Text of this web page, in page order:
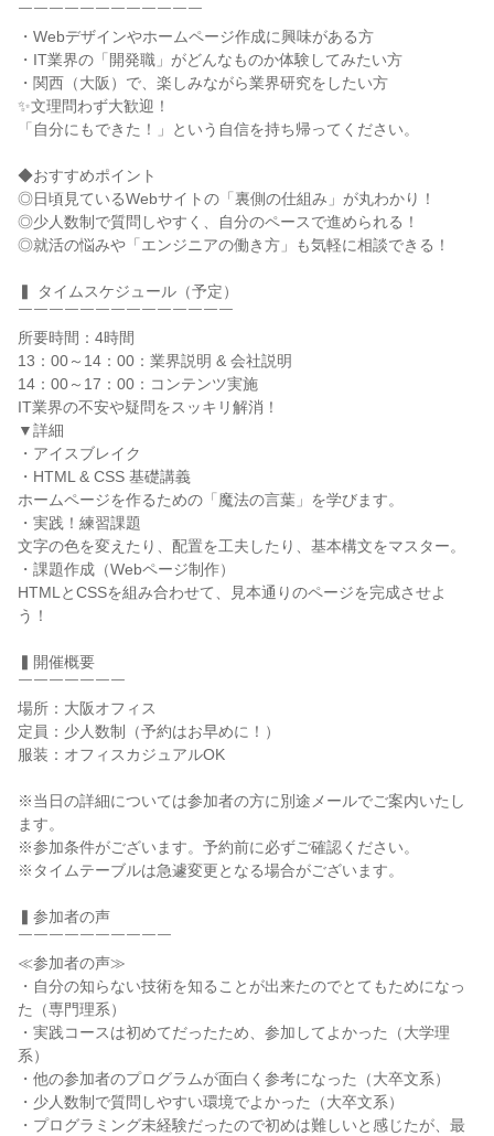
￣￣￣￣￣￣￣￣￣￣￣￣
・Webデザインやホームページ作成に興味がある方
・IT業界の「開発職」がどんなものか体験してみたい方
・関西（大阪）で、楽しみながら業界研究をしたい方
✨文理問わず大歓迎！
「自分にもできた！」という自信を持ち帰ってください。
◆おすすめポイント
◎日頃見ているWebサイトの「裏側の仕組み」が丸わかり！
◎少人数制で質問しやすく、自分のペースで進められる！
◎就活の悩みや「エンジニアの働き方」も気軽に相談できる！
▍ タイムスケジュール（予定）
￣￣￣￣￣￣￣￣￣￣￣￣￣￣
所要時間：4時間
13：00～14：00：業界説明 & 会社説明
14：00～17：00：コンテンツ実施
IT業界の不安や疑問をスッキリ解消！
▼詳細
・アイスブレイク
・HTML & CSS 基礎講義
ホームページを作るための「魔法の言葉」を学びます。
・実践！練習課題
文字の色を変えたり、配置を工夫したり、基本構文をマスター。
・課題作成（Webページ制作）
HTMLとCSSを組み合わせて、見本通りのページを完成させよ
う！
▍開催概要
￣￣￣￣￣￣￣
場所：大阪オフィス
定員：少人数制（予約はお早めに！）
服装：オフィスカジュアルOK
※当日の詳細については参加者の方に別途メールでご案内いたし
ます。
※参加条件がございます。予約前に必ずご確認ください。
※タイムテーブルは急遽変更となる場合がございます。
▍参加者の声
￣￣￣￣￣￣￣￣￣￣
≪参加者の声≫
・自分の知らない技術を知ることが出来たのでとてもためになっ
た（専門理系）
・実践コースは初めてだったため、参加してよかった（大学理
系）
・他の参加者のプログラムが面白く参考になった（大卒文系）
・少人数制で質問しやすい環境でよかった（大卒文系）
・プログラミング未経験だったので初めは難しいと感じたが、最